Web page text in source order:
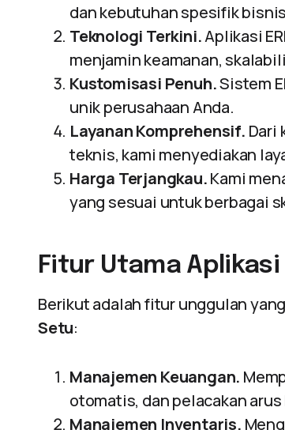
dan kebutuhan spesifik
Teknologi Terkini.Aplikasi
menjamin keamanan,
Kustomisasi Penuh.Sistem
unik perusahaan Anda.
Layanan Komprehensif. Dari
teknis, kami menyediakan
Harga Terjangkau.Kami
yang sesuai untuk berbagai
Fitur Utama Aplikasi
Berikut adalah fitur unggulan
Setu:
Manajemen Keuangan.
otomatis, dan pelacakan
Manajemen Inventaris.